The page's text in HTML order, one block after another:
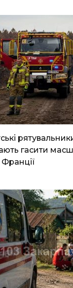
гасити